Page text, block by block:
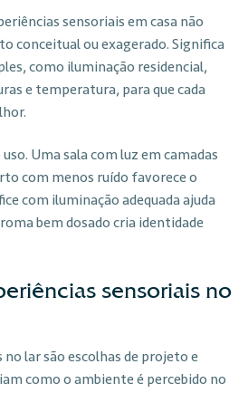
sensoriais em casa não
conceitual ou exagerado. Significa
como iluminação residencial,
e temperatura, para que cada
Uma sala com luz em camadas
com menos ruído favorece o
com iluminação adequada ajuda
bem dosado cria identidade
sensoriais no
lar são escolhas de projeto e
como o ambiente é percebido no